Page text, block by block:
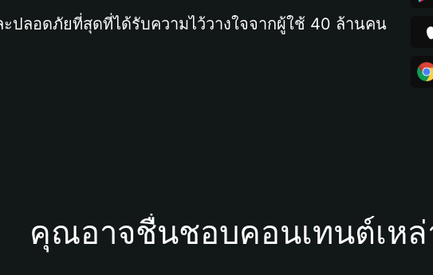
ปลอดภัยที่สุดที่ได้รับความไว้วางใจจากผู้ใช้ 40 ล้านคน
คุณอาจชื่นชอบคอนเทนต์เห